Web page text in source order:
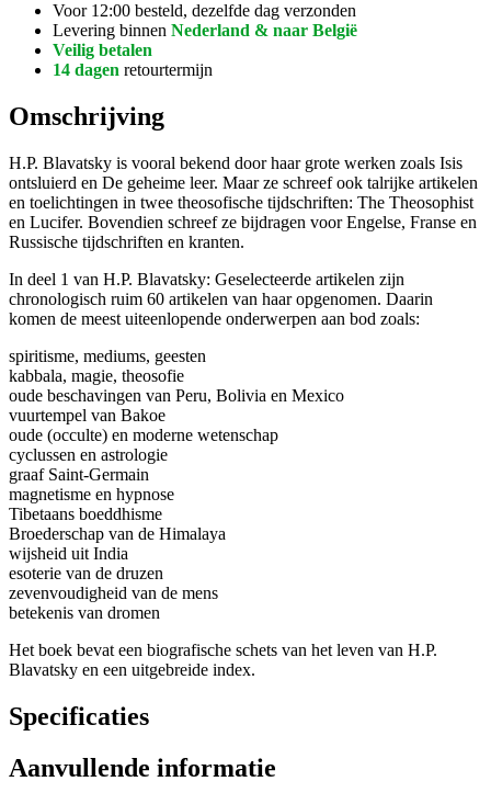
Voor 12:00 besteld, dezelfde dag verzonden
Levering binnen Nederland & naar België
Veilig betalen
14 dagen retourtermijn
Omschrijving
H.P. Blavatsky is vooral bekend door haar grote werken zoals Isis
ontsluierd en De geheime leer. Maar ze schreef ook talrijke artikelen
en toelichtingen in twee theosofische tijdschriften: The Theosophist
en Lucifer. Bovendien schreef ze bijdragen voor Engelse, Franse en
Russische tijdschriften en kranten.
In deel 1 van H.P. Blavatsky: Geselecteerde artikelen zijn
chronologisch ruim 60 artikelen van haar opgenomen. Daarin
komen de meest uiteenlopende onderwerpen aan bod zoals:
spiritisme, mediums, geesten
kabbala, magie, theosofie
oude beschavingen van Peru, Bolivia en Mexico
vuurtempel van Bakoe
oude (occulte) en moderne wetenschap
cyclussen en astrologie
graaf Saint-Germain
magnetisme en hypnose
Tibetaans boeddhisme
Broederschap van de Himalaya
wijsheid uit India
esoterie van de druzen
zevenvoudigheid van de mens
betekenis van dromen
Het boek bevat een biografische schets van het leven van H.P.
Blavatsky en een uitgebreide index.
Specificaties
Aanvullende informatie